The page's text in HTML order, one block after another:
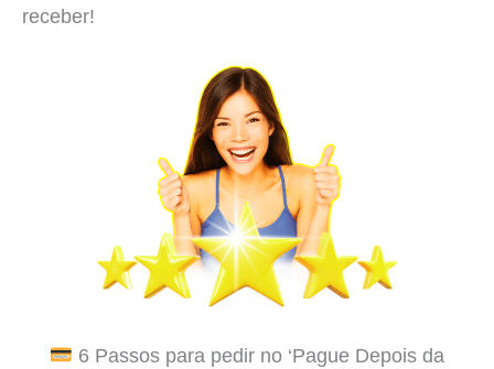
receber!
6 Passos para pedir no ‘Pague Depois da